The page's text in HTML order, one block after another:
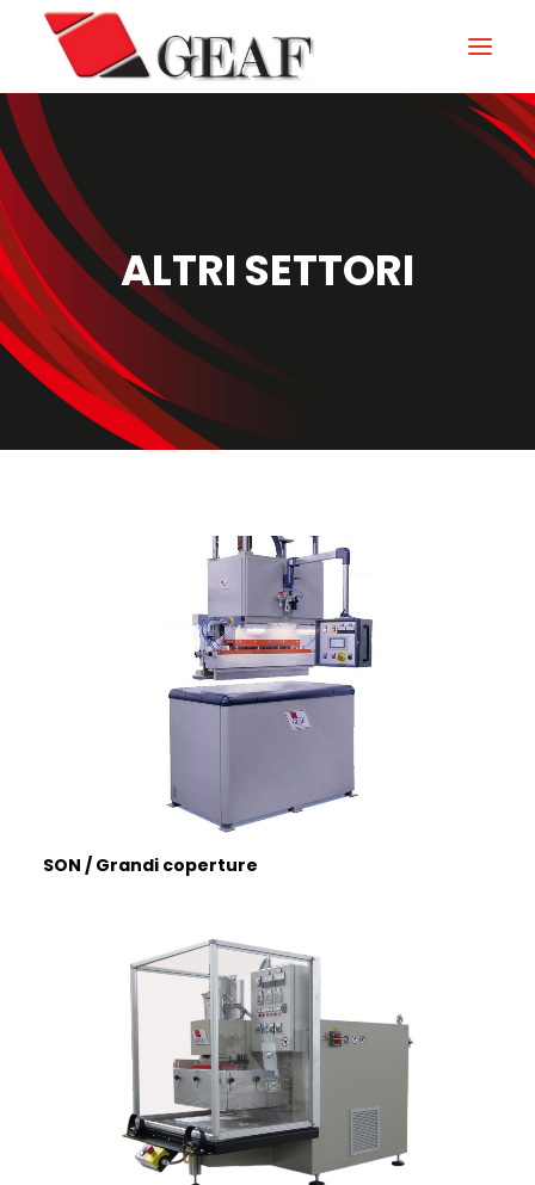
HOME
AZIENDA
KNOW-HOW
I NOSTRI SETTORI
CONTATTI
NEWS ED EVENTI
DOWNLOAD
FRANÇAIS
ALTRI SETTORI
SON / Grandi coperture